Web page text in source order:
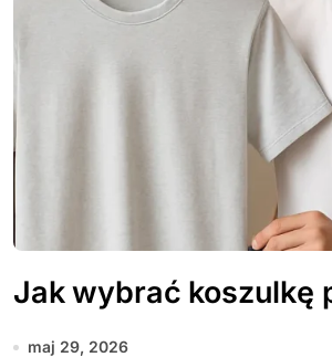
Jak wybrać koszulkę
maj 29, 2026